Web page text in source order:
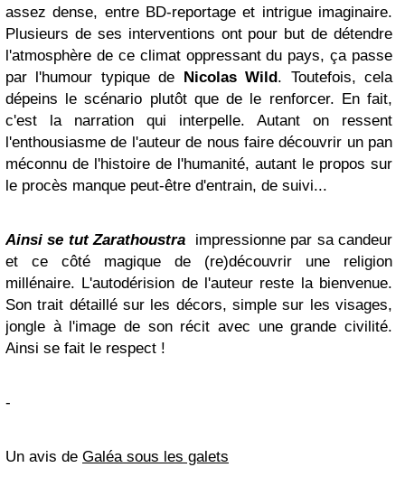
assez dense, entre BD-reportage et intrigue imaginaire.
Plusieurs de ses interventions ont pour but de détendre
l'atmosphère de ce climat oppressant du pays, ça passe
par l'humour typique de Nicolas Wild. Toutefois, cela
dépeins le scénario plutôt que de le renforcer. En fait,
c'est la narration qui interpelle. Autant on ressent
l'enthousiasme de l'auteur de nous faire découvrir un pan
méconnu de l'histoire de l'humanité, autant le propos sur
le procès manque peut-être d'entrain, de suivi...
Ainsi se tut Zarathoustra impressionne par sa candeur
et ce côté magique de (re)découvrir une religion
millénaire. L'autodérision de l'auteur reste la bienvenue.
Son trait détaillé sur les décors, simple sur les visages,
jongle à l'image de son récit avec une grande civilité.
Ainsi se fait le respect !
-
Un avis de Galéa sous les galets